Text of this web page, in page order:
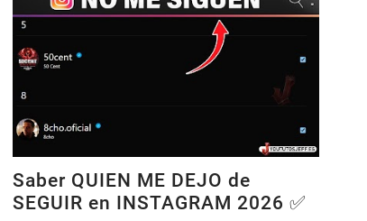
Saber QUIEN ME DEJO de
SEGUIR en INSTAGRAM 2026 ✅